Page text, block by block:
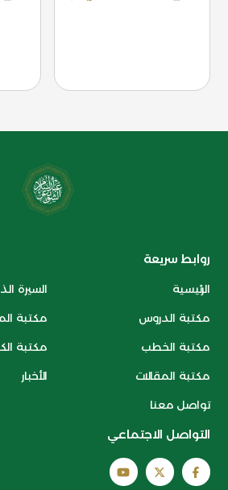
روابط سريعة
الرئيسية السيرة
مكتبة الدروس مكتبة
مكتبة الخطب مكتبة
مكتبة المقالات الأخبار
تواصل معنا
التواصل الاجتماعي